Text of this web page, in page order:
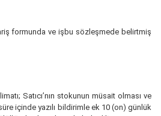
formunda ve işbu sözleşmede belirtmiş
Satıcı’nın stokunun müsait olması ve
içinde yazılı bildirimle ek 10 (on) günlük